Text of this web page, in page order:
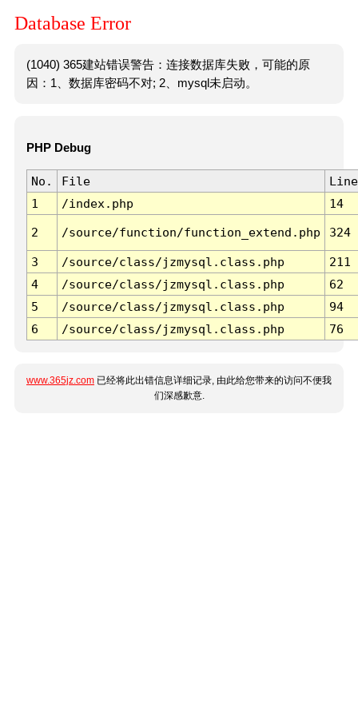
Database Error
(1040) 365建站错误警告：连接数据库失败，可能的原
因：1、数据库密码不对; 2、mysql未启动。
PHP Debug
No. File
Line
1
/index.php 14
2 /source/function/function_extend.php 324
3 /source/class/jzmysql.class.php
211
4
/source/class/jzmysql.class.php
62
5
/source/class/jzmysql.class.php
94
6
/source/class/jzmysql.class.php 76
www.365jz.com 已经将此出错信息详细记录, 由此给您带来的访问不便我
们深感歉意.